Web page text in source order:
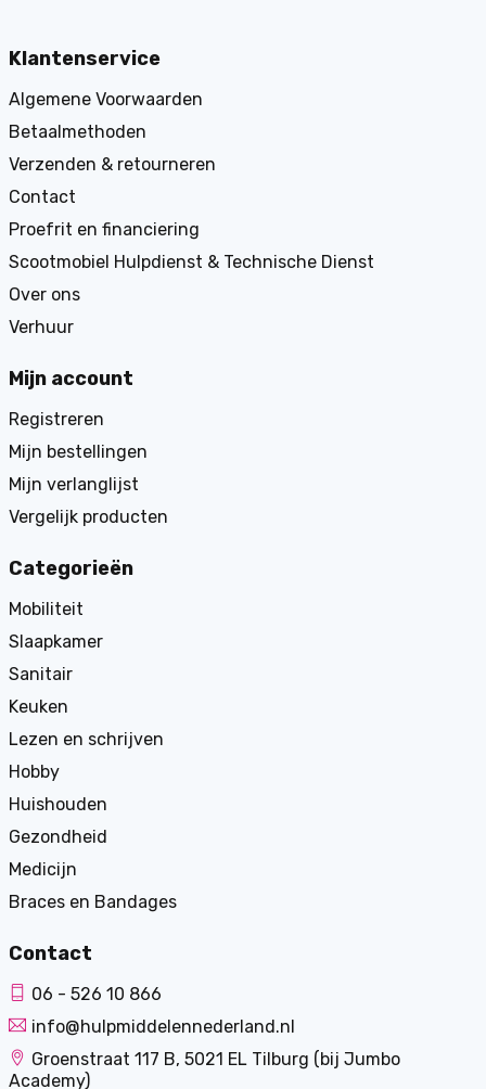
Klantenservice
Algemene Voorwaarden
Betaalmethoden
Verzenden & retourneren
Contact
Proefrit en financiering
Scootmobiel Hulpdienst & Technische Dienst
Over ons
Verhuur
Mijn account
Registreren
Mijn bestellingen
Mijn verlanglijst
Vergelijk producten
Categorieën
Mobiliteit
Slaapkamer
Sanitair
Keuken
Lezen en schrijven
Hobby
Huishouden
Gezondheid
Medicijn
Braces en Bandages
Contact
06 - 526 10 866
info@hulpmiddelennederland.nl
Groenstraat 117 B, 5021 EL Tilburg (bij Jumbo
Academy)